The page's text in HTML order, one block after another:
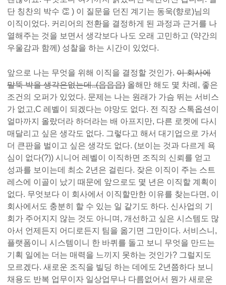
단 칭찬의 박수 👏 ) 이 질문을 던진 계기는 동욱(향로)님의
이직이었다. 커리어의 전환을 결정하게 된 과정과 근거를 나
열해주는 것을 보면서 생각보다 나도 오래 고민하고 (약간의
우울감과 함께) 성찰을 하는 시간이 있었다.
앞으로 나는 무엇을 위해 이직을 결정할 것인가. 이 회사에
말뚝 박을 생각은없는데..(읍읍읍) 올해만 해도 몇 차례, 좋은
조건의 오퍼가 있었다. 문제는 나는 원래가 가슴 뛰는 서비스
가 없고,C 레벨이 되겠다는 야망도 없다. 전 직장 스톡옵션이
얼마까지 올랐더라 하더라는 배 아프지만, 다른 로켓에 다시
매달리고 싶은 생각도 없다. 그렇다고 해서 대기업으로 가서
더 큰판을 벌이고 싶은 생각도 없다. (보이는 것과 다르게 욕
심이 없다(?)) 시니어 레벨이 이직하면 조직의 신뢰를 얻고
성과를 보이는데 최소 2년은 걸린다. 잦은 이직이 주는 스트
레스에 이골이 났기 때문에 앞으로도 몇 년은 이직할 계획이
없다. 무엇보다 이 회사에서 이직할만한 이유를 찾는다면, 이
회사에서도 충분히 할 수 있는 일 같기도 하다. 신사업의 기
회가 주어지지 않는 것도 아니며, 개선하고 싶은 시스템도 많
아서 언제든지 어디로든지 팀을 옮기면 그만이다. 서비스니,
플랫폼이니 시스템이니 한 바퀴를 돌고 보니 무엇을 만드는
기획 일에는 더는 매력을 느끼지 못하는 것인가? 그럴지도
모르겠다. 새로운 조직을 빌딩 하는 데에도 2년쯤하다 보니
채용도 반복 업무이자 일상업무나 다름없어서 뭔가 새로운